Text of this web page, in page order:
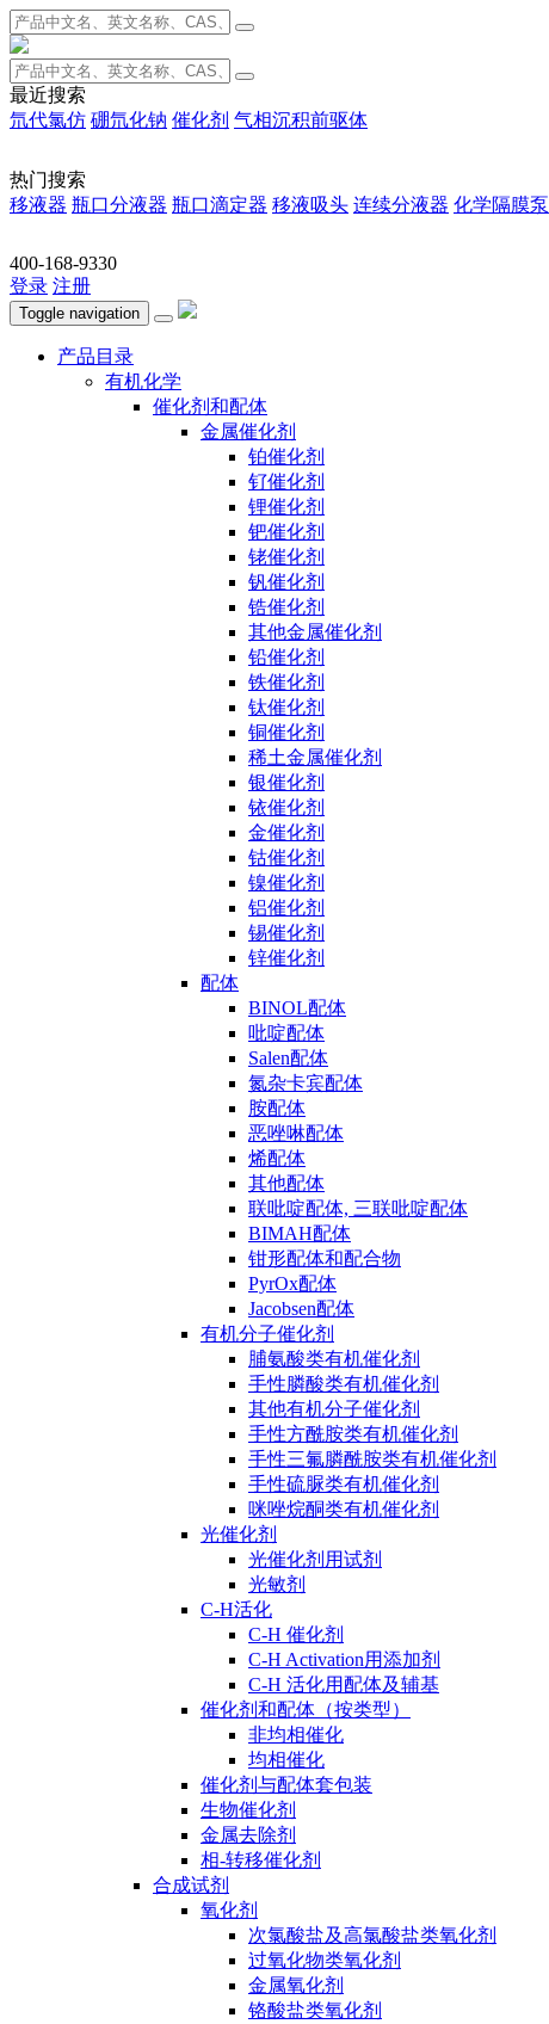
最近搜索
氘代氯仿 硼氘化钠 催化剂 气相沉积前驱体
热门搜索
移液器 瓶口分液器 瓶口滴定器 移液吸头 连续分液器 化学隔膜泵
400-168-9330
登录 注册
Toggle navigation
产品目录
有机化学
催化剂和配体
金属催化剂
铂催化剂
钌催化剂
锂催化剂
钯催化剂
铑催化剂
钒催化剂
锆催化剂
其他金属催化剂
铅催化剂
铁催化剂
钛催化剂
铜催化剂
稀土金属催化剂
银催化剂
铱催化剂
金催化剂
钴催化剂
镍催化剂
铝催化剂
锡催化剂
锌催化剂
配体
BINOL配体
吡啶配体
Salen配体
氮杂卡宾配体
胺配体
恶唑啉配体
烯配体
其他配体
联吡啶配体, 三联吡啶配体
BIMAH配体
钳形配体和配合物
PyrOx配体
Jacobsen配体
有机分子催化剂
脯氨酸类有机催化剂
手性膦酸类有机催化剂
其他有机分子催化剂
手性方酰胺类有机催化剂
手性三氟膦酰胺类有机催化剂
手性硫脲类有机催化剂
咪唑烷酮类有机催化剂
光催化剂
光催化剂用试剂
光敏剂
C-H活化
C-H 催化剂
C-H Activation用添加剂
C-H 活化用配体及辅基
催化剂和配体（按类型）
非均相催化
均相催化
催化剂与配体套包装
生物催化剂
金属去除剂
相-转移催化剂
合成试剂
氧化剂
次氯酸盐及高氯酸盐类氧化剂
过氧化物类氧化剂
金属氧化剂
铬酸盐类氧化剂